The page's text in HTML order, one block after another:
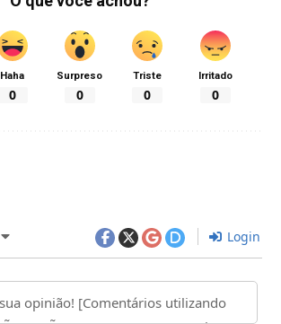
Haha
0
Surpreso
0
Triste
0
Irritado
0
Login